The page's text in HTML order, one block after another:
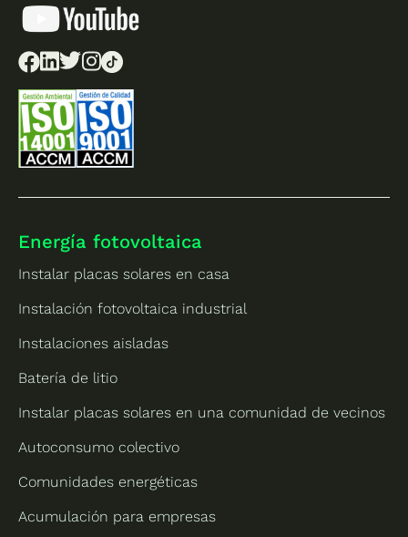
Energía fotovoltaica
Instalar placas solares en casa
Instalación fotovoltaica industrial
Instalaciones aisladas
Batería de litio
Instalar placas solares en una comunidad de vecinos
Autoconsumo colectivo
Comunidades energéticas
Acumulación para empresas